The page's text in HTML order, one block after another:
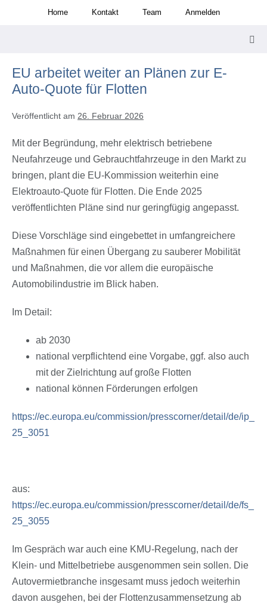
Home Kontakt Team Anmelden
EU arbeitet weiter an Plänen zur E-
Auto-Quote für Flotten
Veröffentlicht am 26. Februar 2026
Mit der Begründung, mehr elektrisch betriebene
Neufahrzeuge und Gebrauchtfahrzeuge in den Markt zu
bringen, plant die EU-Kommission weiterhin eine
Elektroauto-Quote für Flotten. Die Ende 2025
veröffentlichten Pläne sind nur geringfügig angepasst.
Diese Vorschläge sind eingebettet in umfangreichere
Maßnahmen für einen Übergang zu sauberer Mobilität
und Maßnahmen, die vor allem die europäische
Automobilindustrie im Blick haben.
Im Detail:
ab 2030
national verpflichtend eine Vorgabe, ggf. also auch
mit der Zielrichtung auf große Flotten
national können Förderungen erfolgen
https://ec.europa.eu/commission/presscorner/detail/de/ip_
25_3051
aus:
https://ec.europa.eu/commission/presscorner/detail/de/fs_
25_3055
Im Gespräch war auch eine KMU-Regelung, nach der
Klein- und Mittelbetriebe ausgenommen sein sollen. Die
Autovermietbranche insgesamt muss jedoch weiterhin
davon ausgehen, bei der Flottenzusammensetzung ab